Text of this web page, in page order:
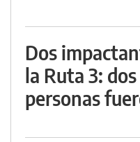
Dos
la Ruta 3:
personas